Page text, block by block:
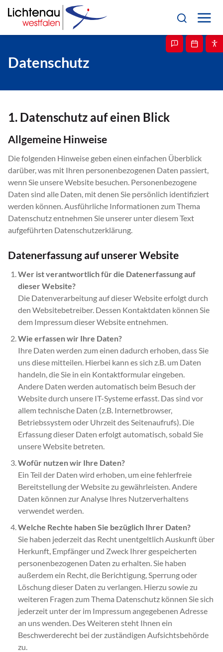
Datenschutz
1. Datenschutz auf einen Blick
Allgemeine Hinweise
Die folgenden Hinweise geben einen einfachen Überblick
darüber, was mit Ihren personenbezogenen Daten passiert,
wenn Sie unsere Website besuchen. Personenbezogene
Daten sind alle Daten, mit denen Sie persönlich identifiziert
werden können. Ausführliche Informationen zum Thema
Datenschutz entnehmen Sie unserer unter diesem Text
aufgeführten Datenschutzerklärung.
Datenerfassung auf unserer Website
Wer ist verantwortlich für die Datenerfassung auf
dieser Website?
Die Datenverarbeitung auf dieser Website erfolgt durch
den Websitebetreiber. Dessen Kontaktdaten können Sie
dem Impressum dieser Website entnehmen.
Wie erfassen wir Ihre Daten?
Ihre Daten werden zum einen dadurch erhoben, dass Sie
uns diese mitteilen. Hierbei kann es sich z.B. um Daten
handeln, die Sie in ein Kontaktformular eingeben.
Andere Daten werden automatisch beim Besuch der
Website durch unsere IT-Systeme erfasst. Das sind vor
allem technische Daten (z.B. Internetbrowser,
Betriebssystem oder Uhrzeit des Seitenaufrufs). Die
Erfassung dieser Daten erfolgt automatisch, sobald Sie
unsere Website betreten.
Wofür nutzen wir Ihre Daten?
Ein Teil der Daten wird erhoben, um eine fehlerfreie
Bereitstellung der Website zu gewährleisten. Andere
Daten können zur Analyse Ihres Nutzerverhaltens
verwendet werden.
Welche Rechte haben Sie bezüglich Ihrer Daten?
Sie haben jederzeit das Recht unentgeltlich Auskunft über
Herkunft, Empfänger und Zweck Ihrer gespeicherten
personenbezogenen Daten zu erhalten. Sie haben
außerdem ein Recht, die Berichtigung, Sperrung oder
Löschung dieser Daten zu verlangen. Hierzu sowie zu
weiteren Fragen zum Thema Datenschutz können Sie sich
jederzeit unter der im Impressum angegebenen Adresse
an uns wenden. Des Weiteren steht Ihnen ein
Beschwerderecht bei der zuständigen Aufsichtsbehörde
zu.